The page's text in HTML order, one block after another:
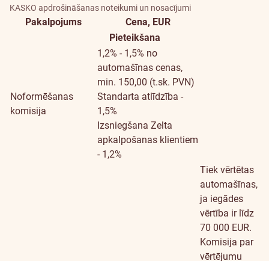
KASKO apdrošināšanas noteikumi un nosacījumi
Pakalpojums Cena, EUR
Pieteikšana
Noformēšanas
komisija
1,2% - 1,5% no
automašīnas cenas,
min. 150,00 (t.sk. PVN)
Standarta atlīdzība -
1,5%
Izsniegšana Zelta
apkalpošanas klientiem
- 1,2%
Tiek vērtētas
automašīnas,
ja iegādes
vērtība ir līdz
70 000 EUR.
Komisija par
vērtējumu